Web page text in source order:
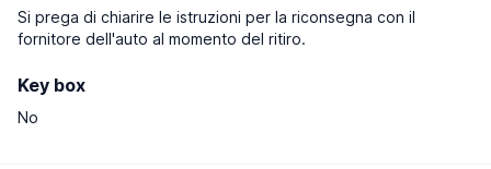
Si prega di chiarire le istruzioni per la riconsegna con il
fornitore dell'auto al momento del ritiro.
Key box
No